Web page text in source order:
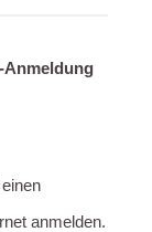
Anmeldung
anmelden.